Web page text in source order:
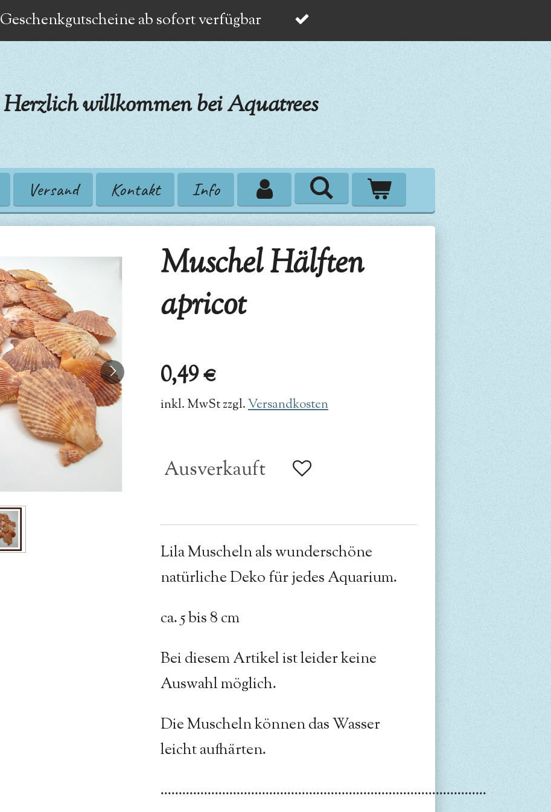
Geschenkgutscheine ab sofort verfügbar
Herzlich willkommen bei Aquatrees
Versand Kontakt Info
Muschel Hälften
apricot
0,49 €
inkl. MwSt zzgl.Versandkosten
Ausverkauft
Lila Muscheln als wunderschöne
natürliche Deko für jedes Aquarium.
ca. 5 bis 8 cm
Bei diesem Artikel ist leider keine
Auswahl möglich.
Die Muscheln können das Wasser
leicht aufhärten.
..........................................................................................